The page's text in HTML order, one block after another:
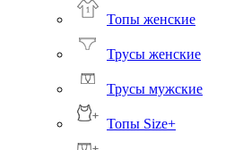
Топы женские
Трусы женские
Трусы мужские
Топы Size+